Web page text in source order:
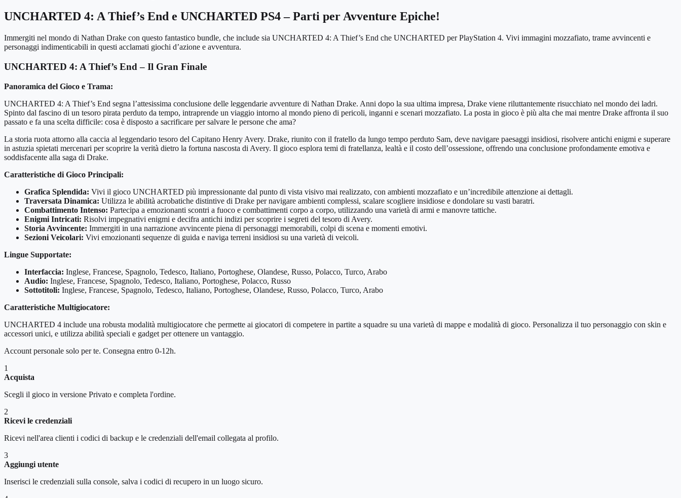
UNCHARTED 4: A Thief’s End e UNCHARTED PS4 – Parti per Avventure Epiche!
Immergiti nel mondo di Nathan Drake con questo fantastico bundle, che include sia UNCHARTED 4: A Thief’s End che UNCHARTED per PlayStation 4. Vivi immagini mozzafiato, trame avvincenti e
personaggi indimenticabili in questi acclamati giochi d’azione e avventura.
UNCHARTED 4: A Thief’s End – Il Gran Finale
Panoramica del Gioco e Trama:
UNCHARTED 4: A Thief’s End segna l’attesissima conclusione delle leggendarie avventure di Nathan Drake. Anni dopo la sua ultima impresa, Drake viene riluttantemente risucchiato nel mondo dei ladri.
Spinto dal fascino di un tesoro pirata perduto da tempo, intraprende un viaggio intorno al mondo pieno di pericoli, inganni e scenari mozzafiato. La posta in gioco è più alta che mai mentre Drake affronta il suo
passato e fa una scelta difficile: cosa è disposto a sacrificare per salvare le persone che ama?
La storia ruota attorno alla caccia al leggendario tesoro del Capitano Henry Avery. Drake, riunito con il fratello da lungo tempo perduto Sam, deve navigare paesaggi insidiosi, risolvere antichi enigmi e superare
in astuzia spietati mercenari per scoprire la verità dietro la fortuna nascosta di Avery. Il gioco esplora temi di fratellanza, lealtà e il costo dell’ossessione, offrendo una conclusione profondamente emotiva e
soddisfacente alla saga di Drake.
Caratteristiche di Gioco Principali:
Grafica Splendida: Vivi il gioco UNCHARTED più impressionante dal punto di vista visivo mai realizzato, con ambienti mozzafiato e un’incredibile attenzione ai dettagli.
Traversata Dinamica: Utilizza le abilità acrobatiche distintive di Drake per navigare ambienti complessi, scalare scogliere insidiose e dondolare su vasti baratri.
Combattimento Intenso: Partecipa a emozionanti scontri a fuoco e combattimenti corpo a corpo, utilizzando una varietà di armi e manovre tattiche.
Enigmi Intricati: Risolvi impegnativi enigmi e decifra antichi indizi per scoprire i segreti del tesoro di Avery.
Storia Avvincente: Immergiti in una narrazione avvincente piena di personaggi memorabili, colpi di scena e momenti emotivi.
Sezioni Veicolari: Vivi emozionanti sequenze di guida e naviga terreni insidiosi su una varietà di veicoli.
Lingue Supportate:
Interfaccia: Inglese, Francese, Spagnolo, Tedesco, Italiano, Portoghese, Olandese, Russo, Polacco, Turco, Arabo
Audio: Inglese, Francese, Spagnolo, Tedesco, Italiano, Portoghese, Polacco, Russo
Sottotitoli: Inglese, Francese, Spagnolo, Tedesco, Italiano, Portoghese, Olandese, Russo, Polacco, Turco, Arabo
Caratteristiche Multigiocatore:
UNCHARTED 4 include una robusta modalità multigiocatore che permette ai giocatori di competere in partite a squadre su una varietà di mappe e modalità di gioco. Personalizza il tuo personaggio con skin e
accessori unici, e utilizza abilità speciali e gadget per ottenere un vantaggio.
Account personale solo per te. Consegna entro 0-12h.
1
Acquista
Scegli il gioco in versione Privato e completa l'ordine.
2
Ricevi le credenziali
Ricevi nell'area clienti i codici di backup e le credenziali dell'email collegata al profilo.
3
Aggiungi utente
Inserisci le credenziali sulla console, salva i codici di recupero in un luogo sicuro.